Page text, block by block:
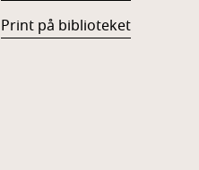
Print på biblioteket